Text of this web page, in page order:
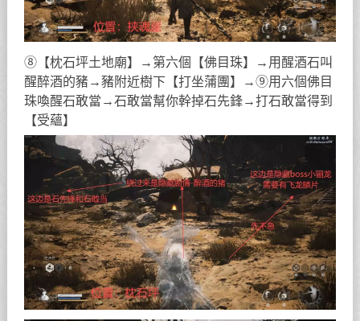
⑧【枕石坪土地廟】→第六個【佛目珠】→用醒酒石叫
醒醉酒的豬→豬附近樹下【打坐蒲團】→⑨用六個佛目
珠喚醒石敢當→石敢當幫你幹掉石先鋒→打石敢當得到
【受蘊】